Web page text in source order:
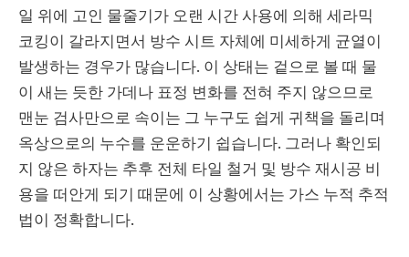
일 위에 고인 물줄기가 오랜 시간 사용에 의해 세라믹
코킹이 갈라지면서 방수 시트 자체에 미세하게 균열이
발생하는 경우가 많습니다. 이 상태는 겉으로 볼 때 물
이 새는 듯한 가데나 표정 변화를 전혀 주지 않으므로
맨눈 검사만으로 속이는 그 누구도 쉽게 귀책을 돌리며
옥상으로의 누수를 운운하기 쉽습니다. 그러나 확인되
지 않은 하자는 추후 전체 타일 철거 및 방수 재시공 비
용을 떠안게 되기 때문에 이 상황에서는 가스 누적 추적
법이 정확합니다.